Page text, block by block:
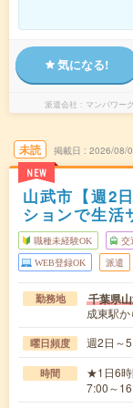
気になる!
派遣会社 マンパワー
未読
NEW
掲載日 2026/08/
山武市【週2
ションで生活
職種未経験OK 交
WEB登録OK 派遣
勤務地 千葉県
成東駅
曜日頻度 週2日～
時間
★1日6時
7:00～